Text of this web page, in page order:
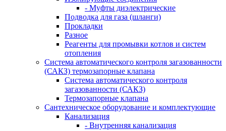
- Муфты диэлектрические
Подводка для газа (шланги)
Прокладки
Разное
Реагенты для промывки котлов и систем
отопления
Система автоматического контроля загазованности
(САКЗ) термозапорные клапана
Система автоматического контроля
загазованности (САКЗ)
Термозапорные клапана
Сантехническое оборудование и комплектующие
Канализация
- Внутренняя канализация